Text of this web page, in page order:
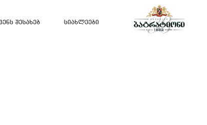
Შესახებ Სიახლეები